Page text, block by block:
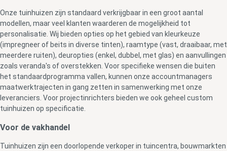
Onze tuinhuizen zijn standaard verkrijgbaar in een groot aantal
modellen, maar veel klanten waarderen de mogelijkheid tot
personalisatie. Wij bieden opties op het gebied van kleurkeuze
(impregneer of beits in diverse tinten), raamtype (vast, draaibaar, met
meerdere ruiten), deuropties (enkel, dubbel, met glas) en aanvullingen
zoals veranda's of overstekken. Voor specifieke wensen die buiten
het standaardprogramma vallen, kunnen onze accountmanagers
maatwerktrajecten in gang zetten in samenwerking met onze
leveranciers. Voor projectinrichters bieden we ook geheel custom
tuinhuizen op specificatie.
Voor de vakhandel
Tuinhuizen zijn een doorlopende verkoper in tuincentra, bouwmarkten